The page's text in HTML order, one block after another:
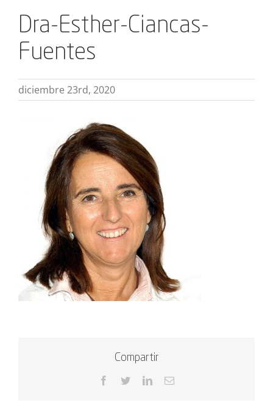
Dra-Esther-Ciancas-
Fuentes
diciembre 23rd, 2020
Compartir
Facebook
TwitterLinkedInCorreo